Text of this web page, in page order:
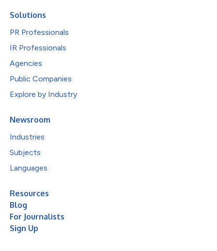
Solutions
PR Professionals
IR Professionals
Agencies
Public Companies
Explore by Industry
Newsroom
Industries
Subjects
Languages
Resources
Blog
For Journalists
Sign Up